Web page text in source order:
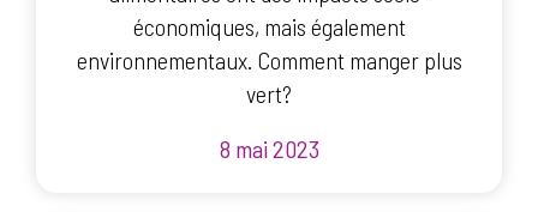
économiques, mais également
environnementaux. Comment manger plus
vert?
8 mai 2023